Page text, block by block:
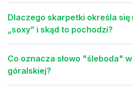
Dlaczego skarpetki określa się
„soxy” i skąd to pochodzi?
Co oznacza słowo "śleboda"
góralskiej?